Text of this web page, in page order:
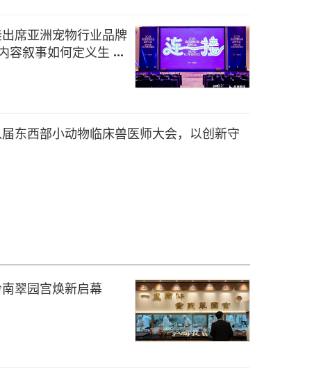
席亚洲宠物行业品牌
容叙事如何定义生命
东西部小动物临床兽医师大会，以创新守
翠园宫焕新启幕